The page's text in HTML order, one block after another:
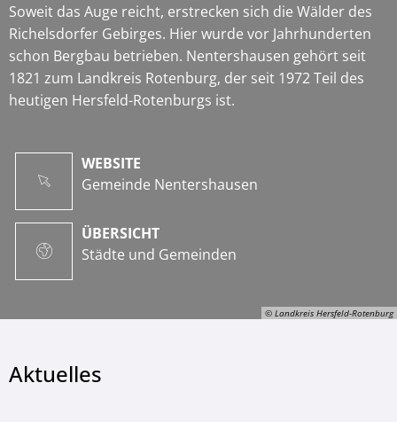
© Landkreis Hersfeld-Rotenburg
Soweit das Auge reicht, erstrecken sich die Wälder des
Richelsdorfer Gebirges. Hier wurde vor Jahrhunderten
schon Bergbau betrieben. Nentershausen gehört seit
1821 zum Landkreis Rotenburg, der seit 1972 Teil des
heutigen Hersfeld-Rotenburgs ist.
WEBSITE
Gemeinde Nentershausen
ÜBERSICHT
Städte und Gemeinden
Aktuelles